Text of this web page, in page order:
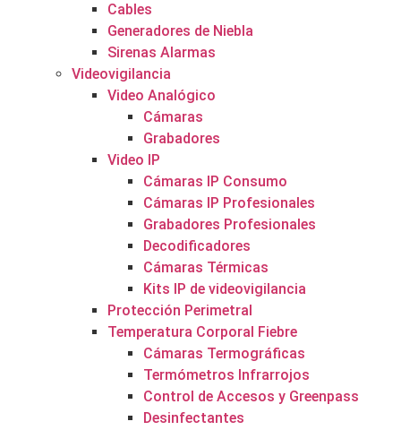
Cables
Generadores de Niebla
Sirenas Alarmas
Videovigilancia
Video Analógico
Cámaras
Grabadores
Video IP
Cámaras IP Consumo
Cámaras IP Profesionales
Grabadores Profesionales
Decodificadores
Cámaras Térmicas
Kits IP de videovigilancia
Protección Perimetral
Temperatura Corporal Fiebre
Cámaras Termográficas
Termómetros Infrarrojos
Control de Accesos y Greenpass
Desinfectantes